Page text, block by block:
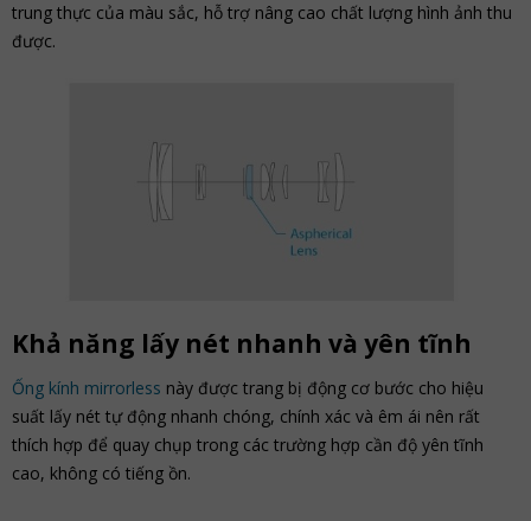
trung thực của màu sắc, hỗ trợ nâng cao chất lượng hình ảnh thu
được.
Khả năng lấy nét nhanh và yên tĩnh
Ống kính mirrorless này được trang bị động cơ bước cho hiệu
suất lấy nét tự động nhanh chóng, chính xác và êm ái nên rất
thích hợp để quay chụp trong các trường hợp cần độ yên tĩnh
cao, không có tiếng ồn.